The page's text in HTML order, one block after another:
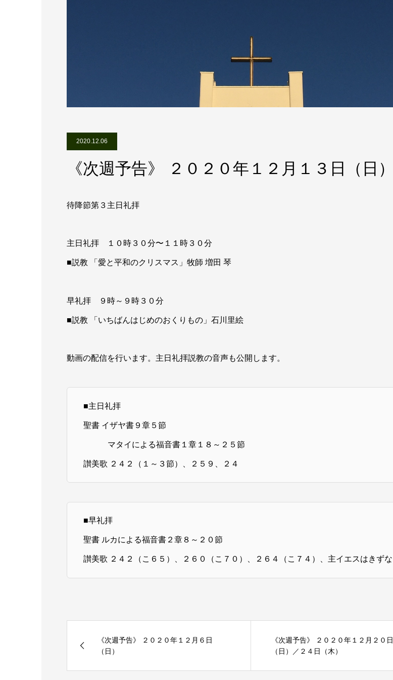
2020.12.06
《次週予告》 ２０２０年１２月１３日（日）
待降節第３主日礼拝
主日礼拝 １０時３０分〜１１時３０分
■説教 「愛と平和のクリスマス」牧師 増田 琴
早礼拝 ９時～９時３０分
■説教 「いちばんはじめのおくりもの」石川里絵
動画の配信を行います。主日礼拝説教の音声も公開します。
■主日礼拝
聖書 イザヤ書９章５節
マタイによる福音書１章１８～２５節
讃美歌 ２４２（１～３節）、２５９、２４
■早礼拝
聖書 ルカによる福音書２章８～２０節
讃美歌 ２４２（こ６５）、２６０（こ７０）、２６４（こ７４）、主イエスはきずな
《次週予告》 ２０２０年１２月６日
（日）
《次週予告》 ２０２０年１２月２０日
（日）／２４日（木）